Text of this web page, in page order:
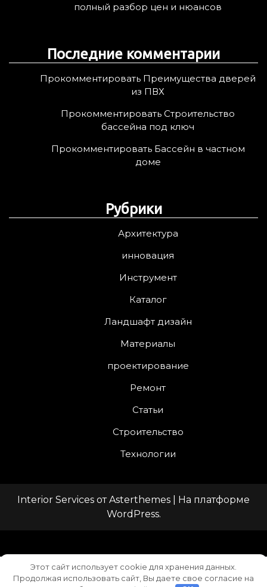
полный разбор цен и нюансов
Последние комментарии
Прокомментировать Преимущества дверей
из ПВХ
Прокомментировать Строительство
бассейна под ключ
Прокомментировать Бассейн в частном
доме
Рубрики
Архитектура
инновация
Инструмент
Каталог
Ландшафт дизайн
Материалы
проектирование
Ремонт
Статьи
Строительство
Технологии
Interior Services отAsterthemes | На платформе
WordPress.
Этот сайт использует cookie для хранения данных.
Продолжая использовать сайт, Вы даете свое согласие на